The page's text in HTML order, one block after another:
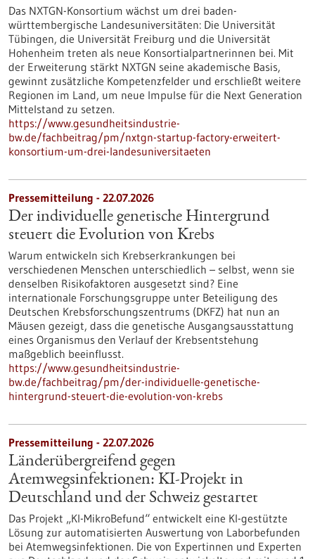
Das NXTGN-Konsortium wächst um drei baden-
württembergische Landesuniversitäten: Die Universität
Tübingen, die Universität Freiburg und die Universität
Hohenheim treten als neue Konsortialpartnerinnen bei. Mit
der Erweiterung stärkt NXTGN seine akademische Basis,
gewinnt zusätzliche Kompetenzfelder und erschließt weitere
Regionen im Land, um neue Impulse für die Next Generation
Mittelstand zu setzen.
https://www.gesundheitsindustrie-
bw.de/fachbeitrag/pm/nxtgn-startup-factory-erweitert-
konsortium-um-drei-landesuniversitaeten
Pressemitteilung - 22.07.2026
Der individuelle genetische Hintergrund
steuert die Evolution von Krebs
Warum entwickeln sich Krebserkrankungen bei
verschiedenen Menschen unterschiedlich – selbst, wenn sie
denselben Risikofaktoren ausgesetzt sind? Eine
internationale Forschungsgruppe unter Beteiligung des
Deutschen Krebsforschungszentrums (DKFZ) hat nun an
Mäusen gezeigt, dass die genetische Ausgangsausstattung
eines Organismus den Verlauf der Krebsentstehung
maßgeblich beeinflusst.
https://www.gesundheitsindustrie-
bw.de/fachbeitrag/pm/der-individuelle-genetische-
hintergrund-steuert-die-evolution-von-krebs
Pressemitteilung - 22.07.2026
Länderübergreifend gegen
Atemwegsinfektionen: KI-Projekt in
Deutschland und der Schweiz gestartet
Das Projekt „KI-MikroBefund“ entwickelt eine KI-gestützte
Lösung zur automatisierten Auswertung von Laborbefunden
bei Atemwegsinfektionen. Die von Expertinnen und Experten